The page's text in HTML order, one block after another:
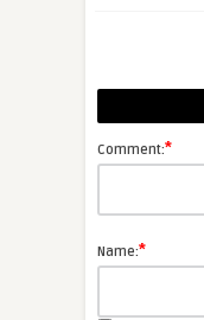
Comment:*
Name:*